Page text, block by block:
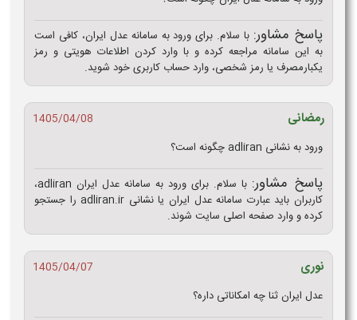
پاسخ مشاور: با سلام. برای ورود به سامانه عدل ایران، کافی است
به این سامانه مراجعه کرده و با وارد کردن اطلاعات هویتی و رمز
یکبارمصرف یا رمز شخصی، وارد حساب کاربری خود شوید.
رمضانی
1405/04/08
ورود به نشانی adliran چگونه است؟
پاسخ مشاور:
با سلام. برای ورود به سامانه عدل ایران adliran،
کاربران باید عبارت سامانه عدل ایران یا نشانی adliran.ir را جستجو
کرده و وارد صفحه اصلی سایت شوند.
نوری
1405/04/07
عدل ایران ثنا چه امکاناتی داره؟